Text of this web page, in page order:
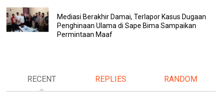
Mediasi Berakhir Damai, Terlapor Kasus Dugaan
Penghinaan Ulama di Sape Bima Sampaikan
Permintaan Maaf
RECENT REPLIES RANDOM